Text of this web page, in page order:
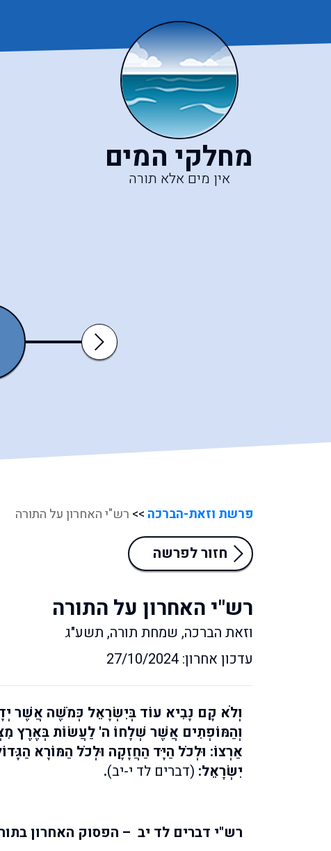
מחלקי המים
אין מים אלא תורה
ואתחנן
Next
פרשת וזאת-הברכה >> רש"י האחרון על התורה
חזור לפרשה
רש"י האחרון על התורה
וזאת הברכה, שמחת תורה, תשע"ג
עדכון אחרון: 27/10/2024
וְלֹא קָם נָבִיא עוֹד בְּיִשְׂרָאֵל כְּמֹשֶׁה אֲשֶׁר
וְהַמּוֹפְתִים אֲשֶׁר שְׁלָחוֹ ה' לַעֲשׂוֹת בְּאֶרֶץ
אַרְצוֹ: וּלְכֹל הַיָּד הַחֲזָקָה וּלְכֹל הַמּוֹרָא
יִשְׂרָאֵל: (דברים לד י-יב).
רש"י דברים לד יב – הפסוק האחרון